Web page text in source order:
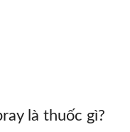
là thuốc gì?